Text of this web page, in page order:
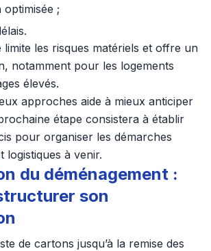
optimisée ;
les risques matériels et offre un
notamment pour les logements
élevés.
approches aide à mieux anticiper
étape consistera à établir
pour organiser les démarches
logistiques à venir.
du déménagement :
son
de cartons jusqu’à la remise des